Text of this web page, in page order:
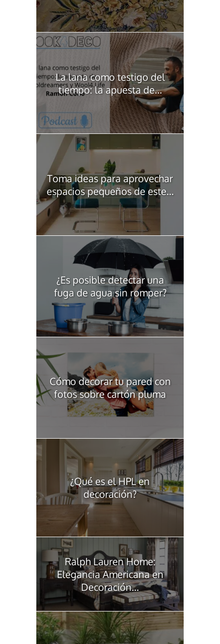
La lana como testigo del
tiempo: la apuesta de...
Toma ideas para aprovechar
espacios pequeños de este...
¿Es posible detectar una
fuga de agua sin romper?
Cómo decorar tu pared con
fotos sobre cartón pluma
¿Qué es el HPL en
decoración?
Ralph Lauren Home:
Elegancia Americana en
Decoración...